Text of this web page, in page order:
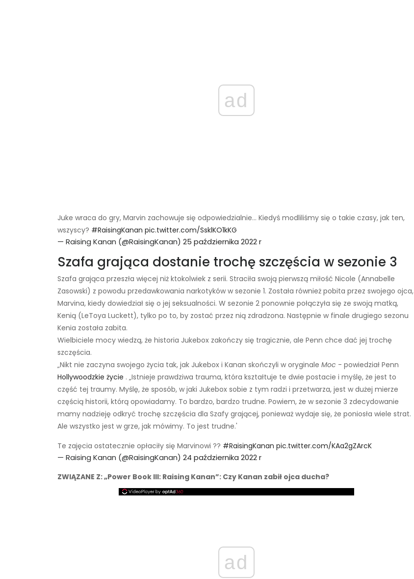
ad
Juke wraca do gry, Marvin zachowuje się odpowiedzialnie… Kiedyś modliliśmy się o takie czasy, jak ten,
wszyscy? #RaisingKanan pic.twitter.com/SsklKO1kKG
— Raising Kanan (@RaisingKanan) 25 października 2022 r
Szafa grająca dostanie trochę szczęścia w sezonie 3
Szafa grająca przeszła więcej niż ktokolwiek z serii. Straciła swoją pierwszą miłość Nicole (Annabelle
Zasowski) z powodu przedawkowania narkotyków w sezonie 1. Została również pobita przez swojego ojca,
Marvina, kiedy dowiedział się o jej seksualności. W sezonie 2 ponownie połączyła się ze swoją matką,
Kenią (LeToya Luckett), tylko po to, by zostać przez nią zdradzona. Następnie w finale drugiego sezonu
Kenia została zabita.
Wielbiciele mocy wiedzą, że historia Jukebox zakończy się tragicznie, ale Penn chce dać jej trochę
szczęścia.
„Nikt nie zaczyna swojego życia tak, jak Jukebox i Kanan skończyli w oryginale Moc - powiedział Penn
Hollywoodzkie życie . „Istnieje prawdziwa trauma, która kształtuje te dwie postacie i myślę, że jest to
część tej traumy. Myślę, że sposób, w jaki Jukebox sobie z tym radzi i przetwarza, jest w dużej mierze
częścią historii, którą opowiadamy. To bardzo, bardzo trudne. Powiem, że w sezonie 3 zdecydowanie
mamy nadzieję odkryć trochę szczęścia dla Szafy grającej, ponieważ wydaje się, że poniosła wiele strat.
Ale wszystko jest w grze, jak mówimy. To jest trudne.'
Te zajęcia ostatecznie opłaciły się Marvinowi ?? #RaisingKanan pic.twitter.com/KAa2gZArcK
— Raising Kanan (@RaisingKanan) 24 października 2022 r
ZWIĄZANE Z: „Power Book III: Raising Kanan”: Czy Kanan zabił ojca ducha?
ad